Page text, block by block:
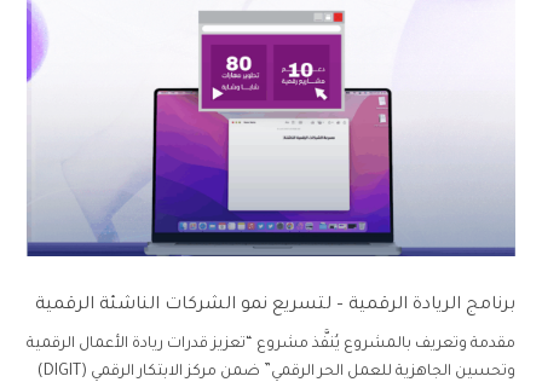
برنامج الريادة الرقمية – لتسريع نمو الشركات الناشئة الرقمية
مقدمة وتعريف بالمشروع يُنفَّذ مشروع “تعزيز قدرات ريادة الأعمال الرقمية
وتحسين الجاهزية للعمل الحر الرقمي” ضمن مركز الابتكار الرقمي (DIGIT)